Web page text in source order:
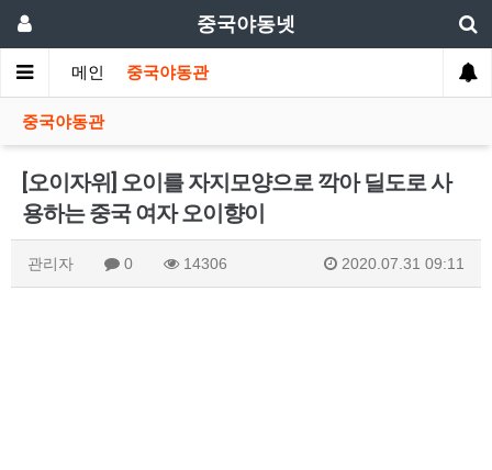
중국야동넷
메인 중국야동관
중국야동관
[오이자위] 오이를 자지모양으로 깍아 딜도로 사
용하는 중국 여자 오이향이
관리자 0 14306 2020.07.31 09:11